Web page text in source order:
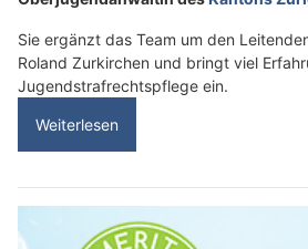
Sie ergänzt das Team um den
Roland Zurkirchen und bringt viel
Jugendstrafrechtspflege ein.
Weiterlesen